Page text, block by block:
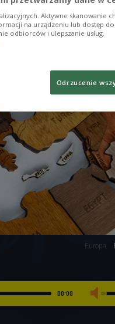
Europa
00:00
Aktywne skanowanie
na urządzeniu lub dostęp
odbiorców i ulepszanie usług.
Odrzucenie